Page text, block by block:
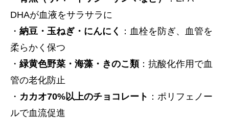
DHAが血液をサラサラに
・ 納豆・玉ねぎ・にんにく
：血栓を防ぎ、血管を
柔らかく保つ
・ 緑黄色野菜・海藻・きのこ類：抗酸化作用で血
管の老化防止
・ カカオ70%以上のチョコレート ：ポリフェノー
ルで血流促進